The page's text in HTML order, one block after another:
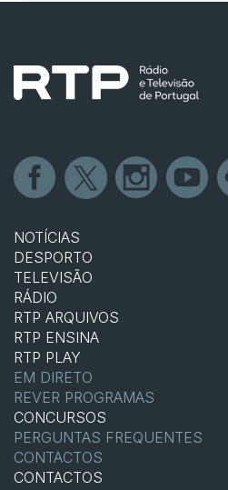
NOTÍCIAS
DESPORTO
TELEVISÃO
RÁDIO
RTP ARQUIVOS
RTP ENSINA
RTP PLAY
EM DIRETO
REVER PROGRAMAS
CONCURSOS
PERGUNTAS FREQUENTES
CONTACTOS
CONTACTOS